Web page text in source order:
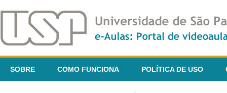
SOBRE COMO FUNCIONA POLÍTICA DE USO